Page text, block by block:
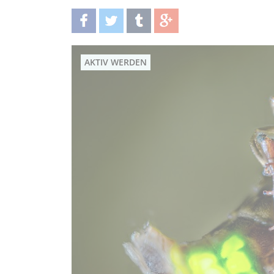
teilentwittern teilen teilen
AKTIV WERDEN